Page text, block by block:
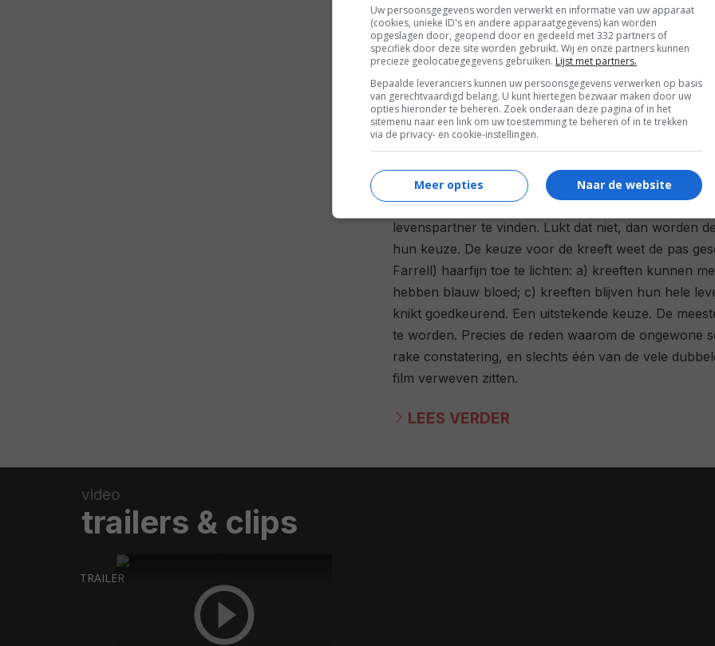
in een volledig van de buitenwereld afgesloten
Daarna volgde het eveneens zo merkwaardige
familieleden therapie biedt middels het naspelen
markeert Lanthimos eerste project buiten de
rare kronkel onderweg nog niet kwijtgeraakt.
wel zijn vreemdste maar tegelijkertijd beste werk tot
Opnieuw wordt er gebruik gemaakt van een op zijn
een nabije toekomst worden singles meegenomen
van het Verenigd Koninkrijk. Op deze plek dienen zij
levenspartner te vinden. Lukt dat niet, dan worden
hun keuze. De keuze voor de kreeft weet de pas
Farrell) haarfijn toe te lichten: a) kreeften kunnen
hebben blauw bloed; c) kreeften blijven hun hele
knikt goedkeurend. Een uitstekende keuze. De
te worden. Precies de reden waarom de ongewone
rake constatering, en slechts één van de vele
film verweven zitten.
LEES VERDER
video
trailers & clips
TRAILER
Uw persoonsgegevens worden verwerkt en informatie van uw apparaat
(cookies, unieke ID's en andere apparaatgegevens) kan worden
opgeslagen door, geopend door en gedeeld met 332 partners of
specifiek door deze site worden gebruikt. Wij en onze partners kunnen
precieze geolocatiegegevens gebruiken. Lijst met partners.
Bepaalde leveranciers kunnen uw persoonsgegevens verwerken op basis
van gerechtvaardigd belang. U kunt hiertegen bezwaar maken door uw
opties hieronder te beheren. Zoek onderaan deze pagina of in het
sitemenu naar een link om uw toestemming te beheren of in te trekken
via de privacy- en cookie-instellingen.
Naar de website
Meer opties